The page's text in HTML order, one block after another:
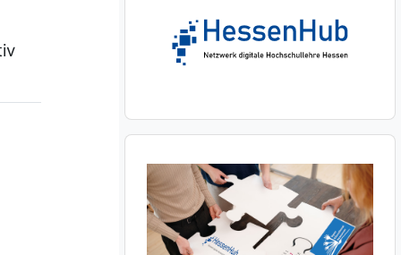
HessenHub an der Universität Kassel